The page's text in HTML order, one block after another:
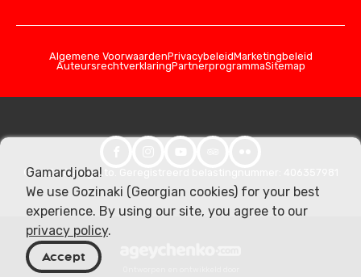
Algemene VoorwaardenPrivacybeleidMarketingbeleid
AuteursrechtverklaringPartnerprogrammaSitemap
© 2026 Georgia.to. Geregistreerd belastingnummer: 406357981
Gamardjoba!
We use Gozinaki (Georgian cookies) for your best
experience. By using our site, you agree to our
privacy policy.
Accept